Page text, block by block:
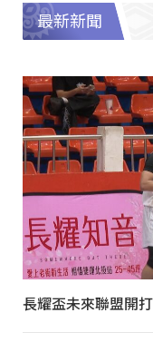
最新新聞
長耀盃未來聯盟開